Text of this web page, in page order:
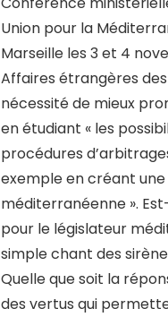
Union pour la
Marseille les 3 et 4
Affaires étrangères
nécessité de mieux
en étudiant « les
procédures
exemple en créant
méditerranéenne ».
pour le législateur
simple chant des
Quelle que soit la
des vertus qui